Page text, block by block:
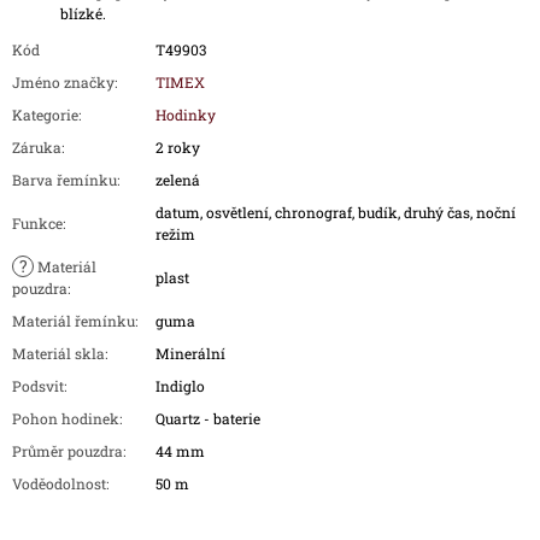
blízké.
Kód
T49903
Jméno značky:
TIMEX
Kategorie:
Hodinky
Záruka:
2 roky
Barva řemínku: zelená
Funkce:
datum, osvětlení, chronograf, budík, druhý čas, noční
režim
? Materiál
pouzdra:
plast
Materiál řemínku:
guma
Materiál skla:
Minerální
Podsvit:
Indiglo
Pohon hodinek:
Quartz - baterie
Průměr pouzdra:
44 mm
Voděodolnost: 50 m